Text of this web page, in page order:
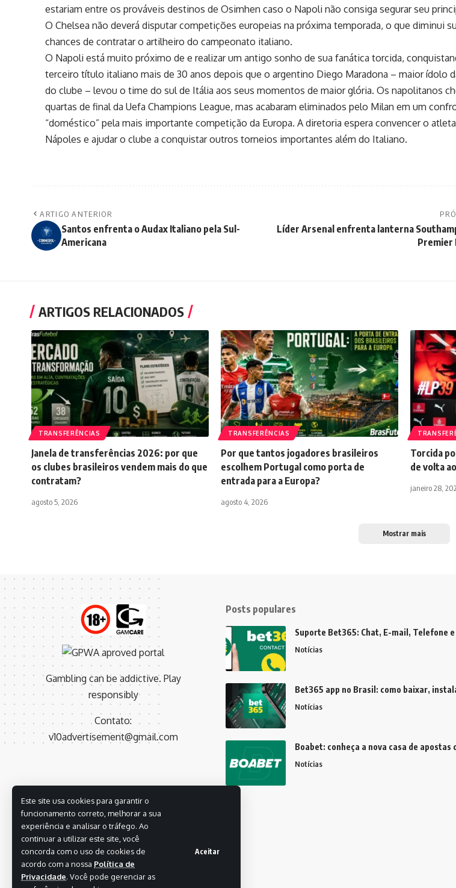
Este site usa cookies para garantir o
funcionamento correto, melhorar a sua
experiência e analisar o tráfego. Ao
continuar a utilizar este site, você
concorda com o uso de cookies de
acordo com a nossa Política de
Privacidade. Você pode gerenciar as
Aceitar
estariam entre os prováveis destinos de Osimhen caso o Napoli não consiga segurar seu
O Chelsea não deverá disputar competições europeias na próxima temporada, o que diminui
chances de contratar o artilheiro do campeonato italiano.
O Napoli está muito próximo de e realizar um antigo sonho de sua fanática torcida,
terceiro título italiano mais de 30anos depois que o argentino Diego Maradona – maior ídolo
do clube – levou o time do sul de Itália aos seus momentos de maior glória. Os napolitanos
quartas de final da Uefa Champions League, mas acabaram eliminados pelo Milan em um
“doméstico” pela mais importante competição da Europa. A diretoria espera convencer o
Nápoles e ajudar o clube a conquistar outros torneios importantes além do Italiano.
ARTIGO ANTERIOR
Santos enfrenta o Audax Italiano pela Sul-
Americana
Líder Arsenal enfrenta lanterna
Premier
ARTIGOS RELACIONADOS
TRANSFERÊNCIAS
Janela de transferências 2026: por que
os clubes brasileiros vendem mais do que
contratam?
agosto 5, 2026
TRANSFERÊNCIAS
Por que tantos jogadores brasileiros
escolhem Portugal como porta de
entrada para a Europa?
agosto 4, 2026
Torcida
de volta
janeiro 28,
Mostrar mais
Gambling can be addictive. Play
responsibly
Contato:
v10advertisement@gmail.com
Posts populares
Suporte Bet365: Chat, E-mail, Telefone
Notícias
Bet365 app no Brasil: como baixar,
Notícias
Boabet: conheça a nova casa de apostas
Notícias